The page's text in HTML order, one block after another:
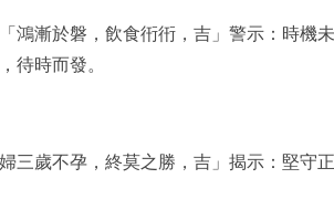
漸於磐，飲食衎衎，吉」警示：時機
待時而發。
三歲不孕，終莫之勝，吉」揭示：堅